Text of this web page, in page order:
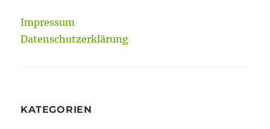
Impressum
Datenschutzerklärung
KATEGORIEN